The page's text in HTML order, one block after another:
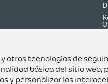
otras tecnologías de
básica del sitio web,
y personalizar las